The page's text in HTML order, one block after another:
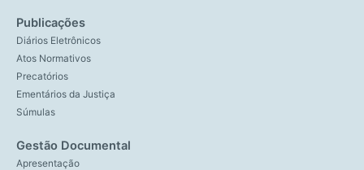
Publicações
Diários Eletrônicos
Atos Normativos
Precatórios
Ementários da Justiça
Súmulas
Gestão Documental
Apresentação